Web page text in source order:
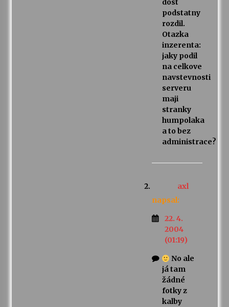
dost
podstatny
rozdil.
Otazka
inzerenta:
jaky podil
na celkove
navstevnosti
serveru
maji
stranky
humpolaka
a to bez
administrace?
axl
napsal:
22. 4.
2004
(01:19)
No ale
já tam
žádné
fotky z
kalby